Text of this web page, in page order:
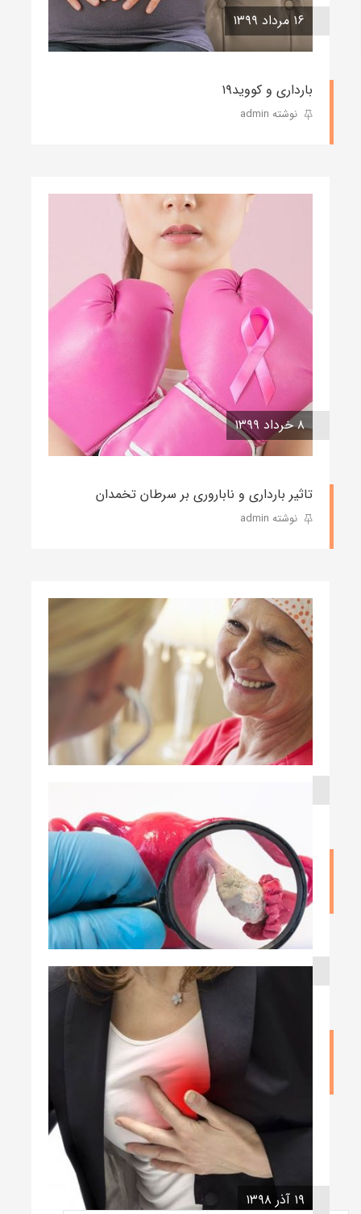
۱۶ مرداد ۱۳۹۹
بارداری و کووید۱۹
نوشته admin
۸ خرداد ۱۳۹۹
تاثیر بارداری و ناباروری بر سرطان تخمدان
نوشته admin
چه عواملی باعث سرطان تخمدان میشود
نوشته admin
۳۱ فروردین ۱۳۹۹
ساختمان تخمدان و وظیفه تخمدان چیست
۱۹ آذر ۱۳۹۸